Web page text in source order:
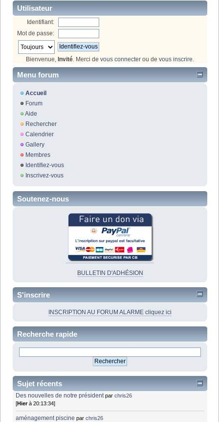
Utilisateur
Identifiant:
Mot de passe:
Bienvenue, Invité . Merci de vous connecter ou de vous inscrire
Menu forum
Accueil
Forum
Aide
Rechercher
Calendrier
Gallery
Membres
Identifiez-vous
Inscrivez-vous
Soutenez-nous
BULLETIN D'ADHÉSION
S'inscrire
INSCRIPTION AU FORUM ALARME cliquez ici
Recherche rapide
Sujet récents
Des nouvelles de notre président parchris26
[Hierà 20:13:34]
aménagement piscine parchris26